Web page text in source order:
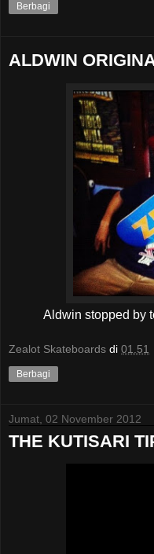
Berbagi
ALDWIN
Aldwin stopped by
Zealot Skateboards di 01.51
Berbagi
Jumat, 02 November 2012
THE KUTISARI